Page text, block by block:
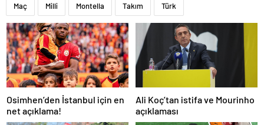
Maç Milli Montella Takım Türk
Osimhen’den İstanbul için en
net açıklama!
Ali Koç’tan istifa ve Mourinho
açıklaması